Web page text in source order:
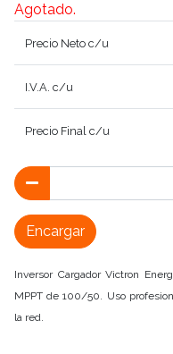
Agotado.
Precio Neto c/u
I.V.A. c/u
Precio Final c/u
Encargar
Inversor Cargador Victron
MPPT de 100/50. Uso
la red.